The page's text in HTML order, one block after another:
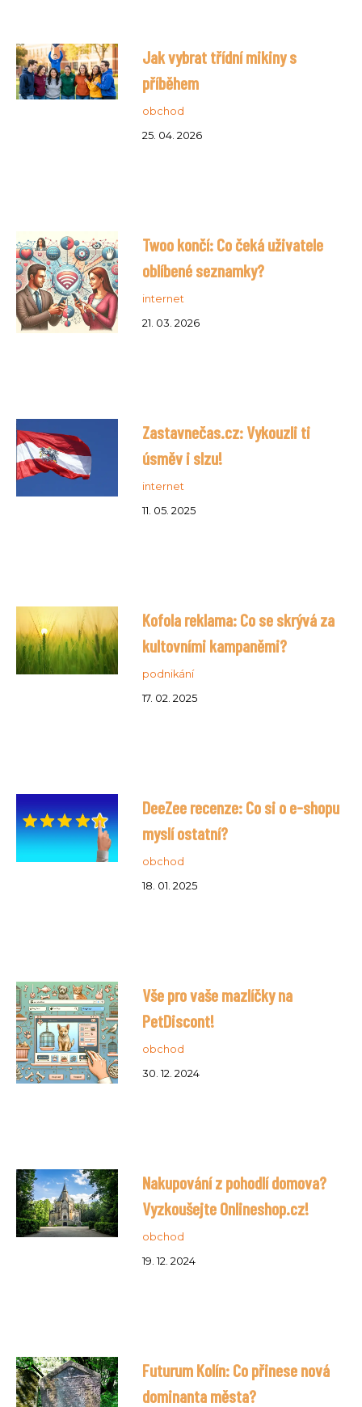
Jak vybrat třídní mikiny s
příběhem
obchod
25. 04. 2026
Twoo končí: Co čeká uživatele
oblíbené seznamky?
internet
21. 03. 2026
Zastavnečas.cz: Vykouzli ti
úsměv i slzu!
internet
11. 05. 2025
Kofola reklama: Co se skrývá za
kultovními kampaněmi?
podnikání
17. 02. 2025
DeeZee recenze: Co si o e-shopu
myslí ostatní?
obchod
18. 01. 2025
Vše pro vaše mazlíčky na
PetDiscont!
obchod
30. 12. 2024
Nakupování z pohodlí domova?
Vyzkoušejte Onlineshop.cz!
obchod
19. 12. 2024
Futurum Kolín: Co přinese nová
dominanta města?